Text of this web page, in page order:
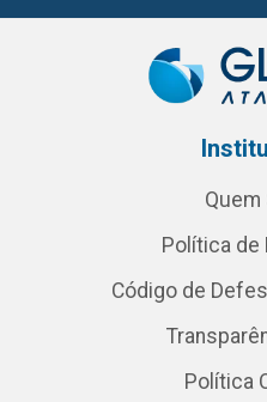
Quem
Política de
Código de
Política